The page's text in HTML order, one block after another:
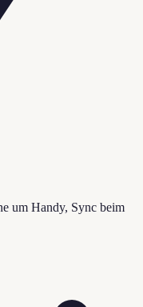
um Handy, Sync beim